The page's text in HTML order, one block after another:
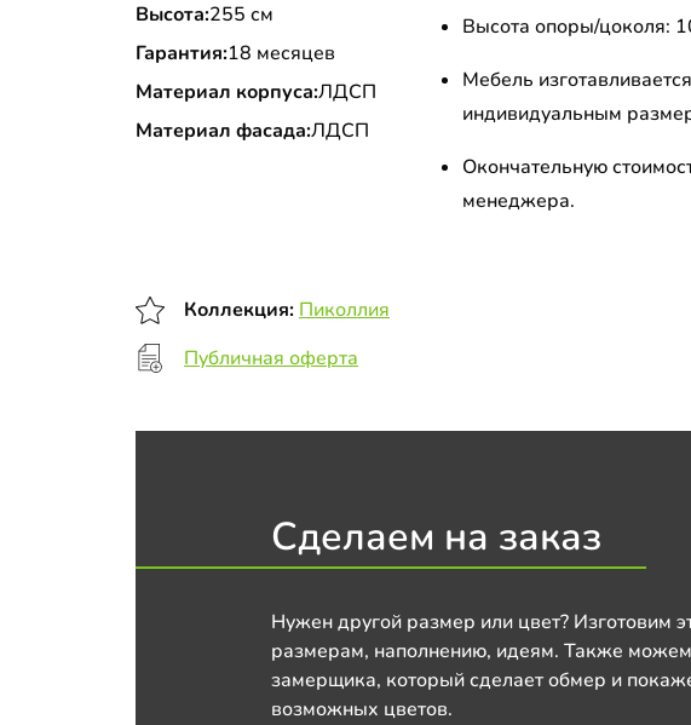
Высота:255 см
Гарантия:18 месяцев
Материал корпуса:ЛДСП
Материал фасада:ЛДСП
Высота опоры/цоколя:
Мебель
индивидуальным
Окончательную
менеджера.
Коллекция: Пиколлия
Публичная оферта
Сделаем на заказ
Нужен другой размер или цвет? Изготовим
размерам, наполнению, идеям. Также
замерщика, который сделает обмер и
возможных цветов.